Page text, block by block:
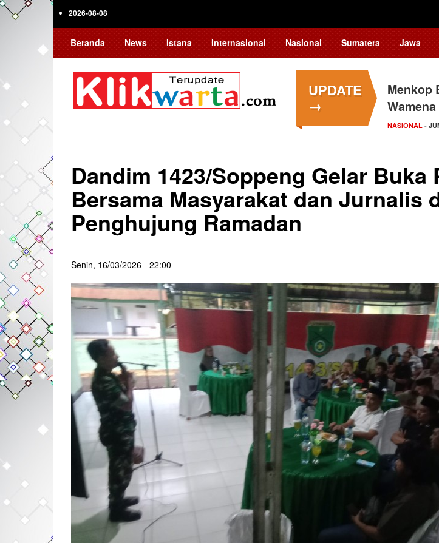
Skip
2026-08-08
Beranda News Istana Internasional Nasional Sumatera Jawa
UPDATE
→
Menkop
Wamena
NASIONAL -
Dandim 1423/Soppeng Gelar Buka
Bersama Masyarakat dan Jurnalis
Penghujung Ramadan
Senin, 16/03/2026 - 22:00